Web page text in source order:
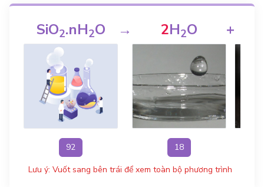
SiO2.nH2O
92
→ 2H2O
18
+
Lưu ý: Vuốt sang bên trái để xem toàn bộ phương trình